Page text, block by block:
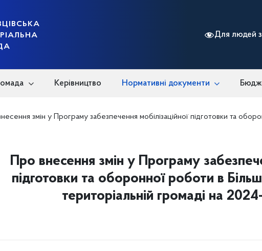
Для людей
Керівництво Нормативні документи
змін у Програму забезпечення мобілізаційної підготовки та
Про внесення змін у Програму
підготовки та оборонної роботи в
територіальній громаді на